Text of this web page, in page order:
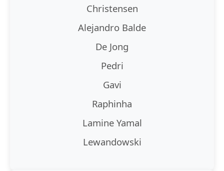
Christensen
Alejandro Balde
De Jong
Pedri
Gavi
Raphinha
Lamine Yamal
Lewandowski